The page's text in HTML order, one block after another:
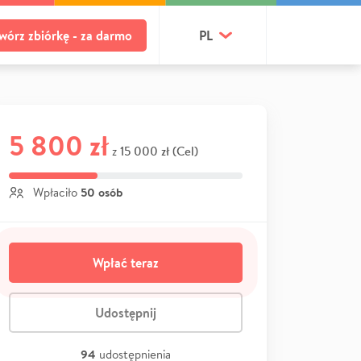
zbiórkę - za darmo PL
5 800 zł z 15 000 zł (Cel)
Wpłaciło 50 osób
Wpłać teraz
Udostępnij
94 udostępnienia